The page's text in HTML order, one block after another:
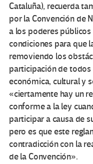
Cataluña), recuerda
por la Convención de
a los poderes
condiciones para que
removiendo los
participación de
económica, cultural y
«ciertamente hay un
conforme a la ley
participar a causa de
pero es que este
contradicción con la
de la Convención».